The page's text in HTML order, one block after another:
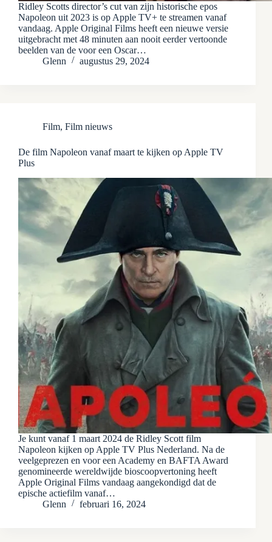
Ridley Scotts director’s cut van zijn historische epos
Napoleon uit 2023 is op Apple TV+ te streamen vanaf
vandaag. Apple Original Films heeft een nieuwe versie
uitgebracht met 48 minuten aan nooit eerder vertoonde
beelden van de voor een Oscar…
Glenn
augustus 29, 2024
Film, Film nieuws
De film Napoleon vanaf maart te kijken op Apple TV
Plus
Je kunt vanaf 1 maart 2024 de Ridley Scott film
Napoleon kijken op Apple TV Plus Nederland. Na de
veelgeprezen en voor een Academy en BAFTA Award
genomineerde wereldwijde bioscoopvertoning heeft
Apple Original Films vandaag aangekondigd dat de
epische actiefilm vanaf…
Glenn
februari 16, 2024